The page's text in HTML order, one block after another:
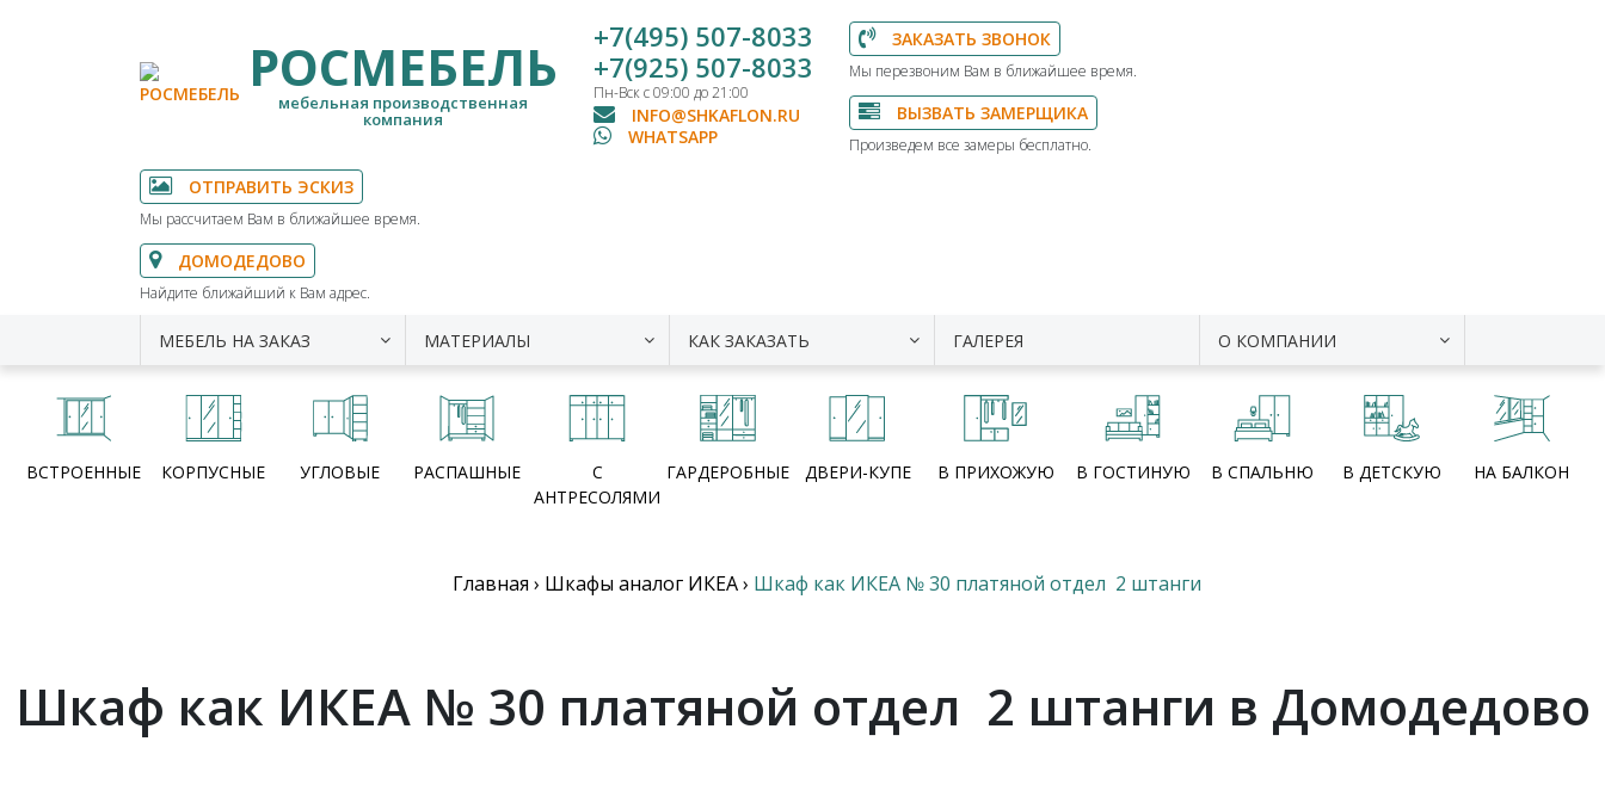
РОСМЕБЕЛЬ
мебельная производственная
компания
+7(495) 507-8033
+7(925) 507-8033
Пн-Вск с 09:00 до 21:00
INFO@SHKAFLON.RU
WHATSAPP
ЗАКАЗАТЬ ЗВОНОК
Мы перезвоним Вам в ближайшее время.
ВЫЗВАТЬ ЗАМЕРЩИКА
Произведем все замеры бесплатно.
ОТПРАВИТЬ ЭСКИЗ
Мы рассчитаем Вам в ближайшее время.
ДОМОДЕДОВО
Найдите ближайший к Вам адрес.
МЕБЕЛЬ НА ЗАКАЗ МАТЕРИАЛЫ КАК ЗАКАЗАТЬ ГАЛЕРЕЯ О КОМПАНИИ
ВСТРОЕННЫЕ КОРПУСНЫЕ УГЛОВЫЕ РАСПАШНЫЕ
С
АНТРЕСОЛЯМИ
ГАРДЕРОБНЫЕ ДВЕРИ-КУПЕ В ПРИХОЖУЮ В ГОСТИНУЮ В СПАЛЬНЮ В ДЕТСКУЮ НА БАЛКОН
Главная › Шкафы аналог ИКЕА› Шкаф как ИКЕА № 30 платяной отдел 2 штанги
Шкаф как ИКЕА № 30 платяной отдел 2 штанги в Домодедово